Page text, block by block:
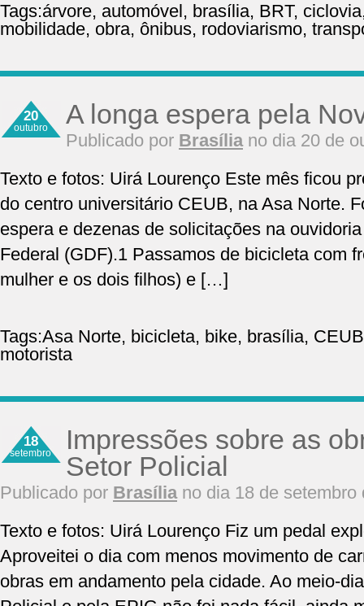
Tags:árvore, automóvel, brasília, BRT, ciclovia
mobilidade, obra, ônibus, rodoviarismo,
20
outubro A longa espera pela
Publicado por Brasíliano dia 20 de
Texto e fotos: Uirá Lourenço Este mês ficou
do centro universitário CEUB, na Asa Norte.
espera e dezenas de solicitações na
Federal (GDF).1 Passamos de bicicleta com
mulher e os dois filhos) e […]
Tags:Asa Norte, bicicleta, bike, brasília, CEUB
motorista
18
setembro
Impressões sobre as
Setor Policial
Publicado por Brasíliano dia 18 de setembro
Texto e fotos: Uirá Lourenço Fiz um pedal
Aproveitei o dia com menos movimento de
obras em andamento pela cidade. Ao meio-